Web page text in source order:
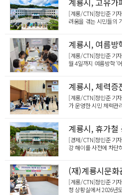
“현장 목소리 반영해 보육 환
“불평등 컨트롤타워 구축으로
“은퇴 봉사동물 국가가 끝까지
“전국 현충시설 돌며 광복의
이동석 충주시장, 청년과 소통 '
"주민 안전과 도심 경관, 직접
[계룡/CTN]정민준 기
려움을 겪는 시민들의
[계룡/CTN]정민준 기
월 4일까지 여름방학 ‘
[계룡/CTN]정민준 기
가 운영한 시민 체력
[경제/CTN]정민준 기
강 해이를 사전에 차단
[계룡/CTN]정민준 기
청 상황실에서 2026년